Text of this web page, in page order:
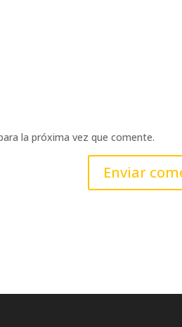
la próxima vez que comente.